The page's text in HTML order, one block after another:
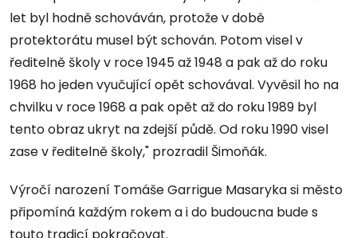
let byl hodně schováván, protože v době
protektorátu musel být schován. Potom visel v
ředitelně školy v roce 1945 až 1948 a pak až do roku
1968 ho jeden vyučující opět schovával. Vyvěsil ho na
chvilku v roce 1968 a pak opět až do roku 1989 byl
tento obraz ukryt na zdejší půdě. Od roku 1990 visel
zase v ředitelně školy," prozradil Šimoňák.
Výročí narození Tomáše Garrigue Masaryka si město
připomíná každým rokem a i do budoucna bude s